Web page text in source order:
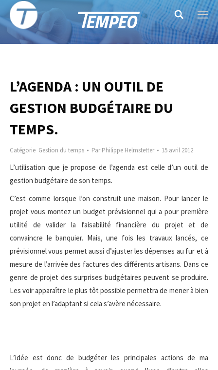
Search:
L’AGENDA : UN OUTIL DE
GESTION BUDGÉTAIRE DU
TEMPS.
Catégorie Gestion du temps ParPhilippe Helmstetter 15 avril 2012
L’utilisation que je propose de l’agenda est celle d’un outil de
gestion budgétaire de son temps.
C’est comme lorsque l’on construit une maison. Pour lancer le
projet vous montez un budget prévisionnel qui a pour première
utilité de valider la faisabilité financière du projet et de
convaincre le banquier. Mais, une fois les travaux lancés, ce
prévisionnel vous permet aussi d’ajuster les dépenses au fur et à
mesure de l’arrivée des factures des différents artisans. Dans ce
genre de projet des surprises budgétaires peuvent se produire.
Les voir apparaître le plus tôt possible permettra de mener à bien
son projet en l’adaptant si cela s’avère nécessaire.
L’idée est donc de budgéter les principales actions de ma